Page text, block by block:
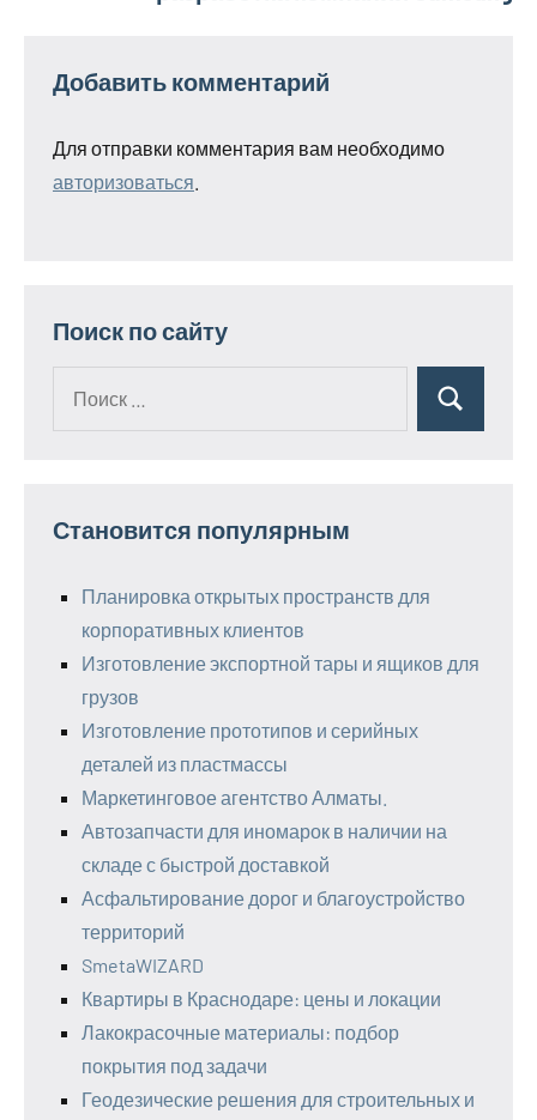
Добавить комментарий
Для отправки комментария вам необходимо
авторизоваться
Поиск по сайту
Поиск
Становится популярным
Планировка открытых пространств для
корпоративных клиентов
Изготовление экспортной тары и ящиков для
грузов
Изготовление прототипов и серийных
деталей из пластмассы
Маркетинговое агентство Алматы.
Автозапчасти для иномарок в наличии на
складе с быстрой доставкой
Асфальтирование дорог и благоустройство
территорий
SmetaWIZARD
Квартиры в Краснодаре: цены и локации
Лакокрасочные материалы: подбор
покрытия под задачи
Геодезические решения для строительных и